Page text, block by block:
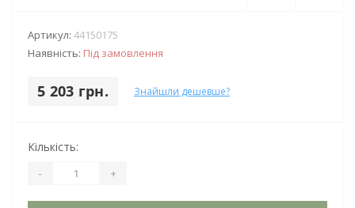
Артикул: 44150175
Наявність: Під замовлення
5 203 грн. Знайшли дешевше?
Кількість:
- +